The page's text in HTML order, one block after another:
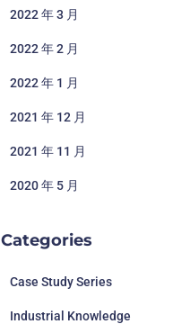
2022 年 3 月
2022 年 2 月
2022 年 1 月
2021 年 12 月
2021 年 11 月
2020 年 5 月
Categories
Case Study Series
Industrial Knowledge